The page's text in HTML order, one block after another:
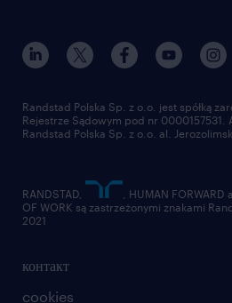
для медиа
для поставщиков
наш мир
работа в randstad
отправить резюме
контакт
cookies
Randstad Polska Sp. z o.o. jest spółką
Rejestrze Sądowym pod nr 0000157531.
Randstad Polska Sp. z o.o. al.
RANDSTAD,
, HUMAN
OF WORK są zastrzeżonymi znakami
2021